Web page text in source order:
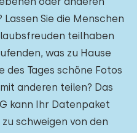
Sie die Menschen
teilhaben
was zu Hause
des Tages schöne Fotos
anderen teilen? Das
kann Ihr Datenpaket
schweigen von den